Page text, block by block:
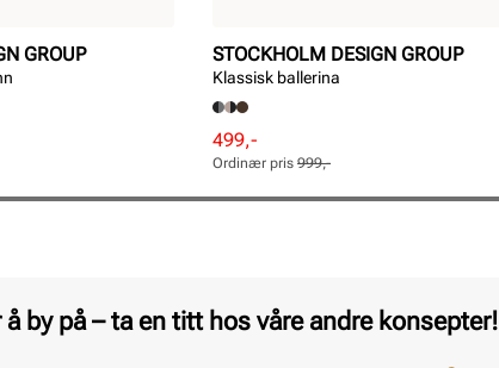
GROUP STOCKHOLM DESIGN GROUP
Klassisk ballerina
Rabattert
pris
Pris
499,-
Ordinær
pris
Pris
Ordinær pris 999,-
å by på – ta en titt hos våre andre konsepter!